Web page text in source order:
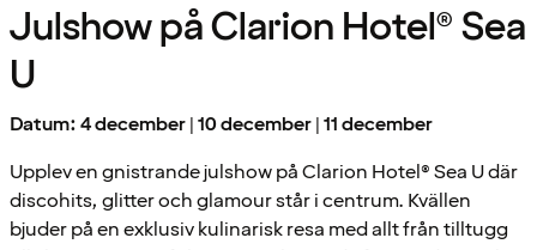
Julshow på Clarion Hotel® Sea
U
Datum: 4 december | 10 december | 11 december
Upplev en gnistrande julshow på Clarion Hotel® Sea U där
discohits, glitter och glamour står i centrum. Kvällen
bjuder på en exklusiv kulinarisk resa med allt från tilltugg